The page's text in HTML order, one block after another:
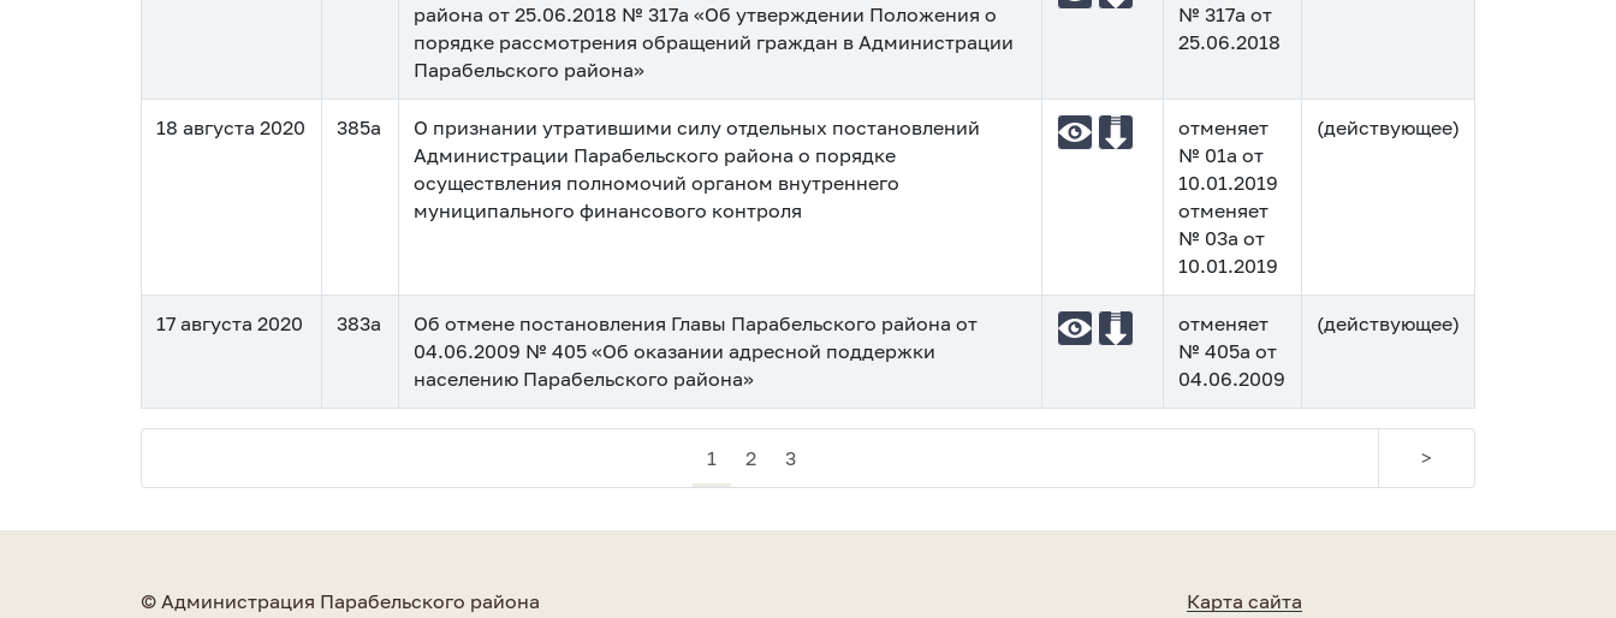
района от 25.06.2018 № 317а «Об утверждении Положения о
порядке рассмотрения обращений граждан в Администрации
Парабельского района»
№ 317а от
25.06.2018
18 августа 2020 385а
О признании утратившими силу отдельных постановлений
Администрации Парабельского района о порядке
осуществления полномочий органом внутреннего
муниципального финансового контроля
отменяет
№ 01а от
10.01.2019
отменяет
№ 03а от
10.01.2019
(действующее)
17 августа 2020 383а
Об отмене постановления Главы Парабельского района от
04.06.2009 № 405 «Об оказании адресной поддержки
населению Парабельского района»
отменяет
№ 405а от
04.06.2009
(действующее)
1 2 3 >
© Администрация Парабельского района Карта сайта